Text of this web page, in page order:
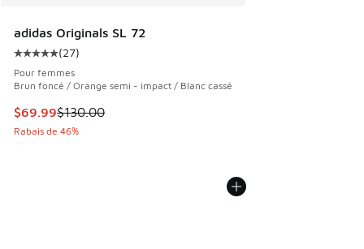
adidas Originals SL 72
Cote moyenne du client - [5 sur 5 étoiles], 27
(27)
Pour femmes
Brun foncé / Orange semi - impact / Blanc cassé
Cet article est en solde. Le prix est passé de $130.00 à
$69.99$130.00
Rabais de 46%